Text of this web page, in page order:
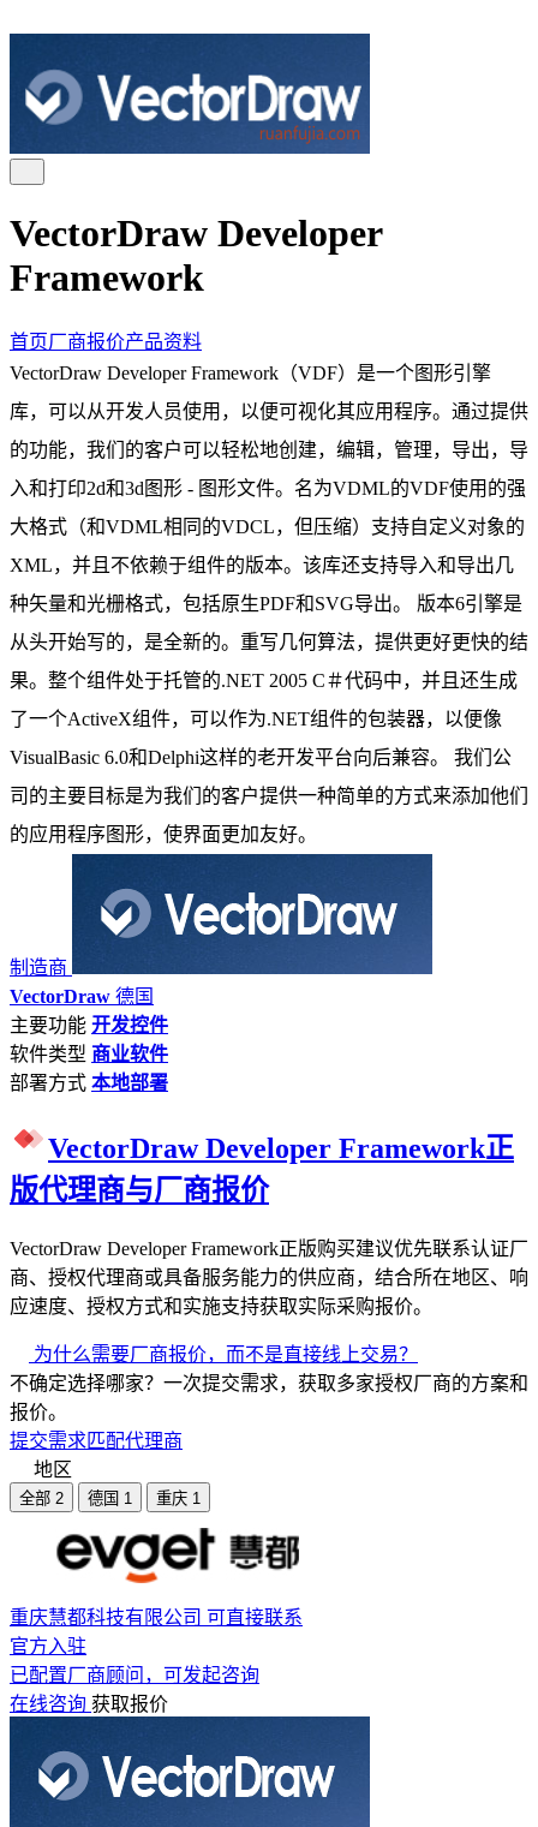
VectorDraw Developer
Framework
首页厂商报价产品资料
VectorDraw Developer Framework（VDF）是一个图形引擎
库，可以从开发人员使用，以便可视化其应用程序。通过提供
的功能，我们的客户可以轻松地创建，编辑，管理，导出，导
入和打印2d和3d图形 - 图形文件。名为VDML的VDF使用的强
大格式（和VDML相同的VDCL，但压缩）支持自定义对象的
XML，并且不依赖于组件的版本。该库还支持导入和导出几
种矢量和光栅格式，包括原生PDF和SVG导出。 版本6引擎是
从头开始写的，是全新的。重写几何算法，提供更好更快的结
果。整个组件处于托管的.NET 2005 C＃代码中，并且还生成
了一个ActiveX组件，可以作为.NET组件的包装器，以便像
VisualBasic 6.0和Delphi这样的老开发平台向后兼容。 我们公
司的主要目标是为我们的客户提供一种简单的方式来添加他们
的应用程序图形，使界面更加友好。
制造商
VectorDraw 德国
主要功能 开发控件
软件类型 商业软件
部署方式 本地部署
VectorDraw Developer Framework正
版代理商与厂商报价
VectorDraw Developer Framework正版购买建议优先联系认证厂
商、授权代理商或具备服务能力的供应商，结合所在地区、响
应速度、授权方式和实施支持获取实际采购报价。
为什么需要厂商报价，而不是直接线上交易？
不确定选择哪家？一次提交需求，获取多家授权厂商的方案和
报价。
提交需求匹配代理商
地区
全部 2 德国 1 重庆 1
重庆慧都科技有限公司 可直接联系
官方入驻
已配置厂商顾问，可发起咨询
在线咨询 获取报价